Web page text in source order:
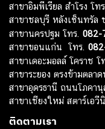
สาขาอิมพีเรียล สำโรง โทร.
สาขาชลบุรี หลังเซ็นทรัล
สาขานครปฐม โทร. 082-
สาขาขอนแก่น โทร.
สาขาเดอะมอลล์ โคราช โ
สาขาระยอง ตรงข้ามตลา
สาขาอุดรธานี ถนนโภคา
สาขาเชียงใหม่ สตาร์เอวี
ติดตามเรา